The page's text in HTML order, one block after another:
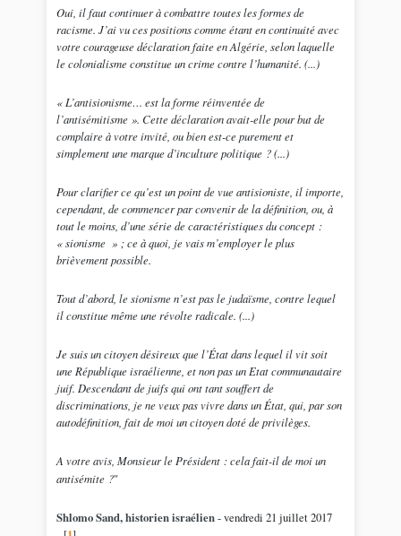
Oui, il faut continuer à combattre toutes les formes de
racisme. J’ai vu ces positions comme étant en continuité avec
votre courageuse déclaration faite en Algérie, selon laquelle
le colonialisme constitue un crime contre l’humanité. (...)
«L’antisionisme… est la forme réinventée de
l’antisémitisme». Cette déclaration avait-elle pour but de
complaire à votre invité, ou bien est-ce purement et
simplement une marque d’inculture politique ? (...)
Pour clarifier ce qu’est un point de vue antisioniste, il importe,
cependant, de commencer par convenir de la définition, ou, à
tout le moins, d’une série de caractéristiques du concept :
«sionisme » ; ce à quoi, je vais m’employer le plus
brièvement possible.
Tout d’abord, le sionisme n’est pas le judaïsme, contre lequel
il constitue même une révolte radicale. (...)
Je suis un citoyen désireux que l’État dans lequel il vit soit
une République israélienne, et non pas un Etat communautaire
juif. Descendant de juifs qui ont tant souffert de
discriminations, je ne veux pas vivre dans un État, qui, par son
autodéfinition, fait de moi un citoyen doté de privilèges.
A votre avis, Monsieur le Président : cela fait-il de moi un
antisémite ?"
Shlomo Sand, historien israélien- vendredi 21 juillet 2017